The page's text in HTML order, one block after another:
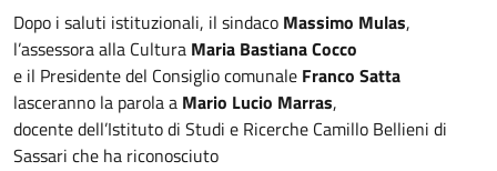
Dopo i saluti istituzionali, il sindaco Massimo Mulas,
l’assessora alla Cultura Maria Bastiana Cocco
e il Presidente del Consiglio comunale Franco Satta
lasceranno la parola a Mario Lucio Marras,
docente dell’Istituto di Studi e Ricerche Camillo Bellieni di
Sassari che ha riconosciuto